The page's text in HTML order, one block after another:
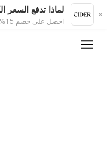
لماذا تدفع السعر
احصل على خصم 15% في التطبيق